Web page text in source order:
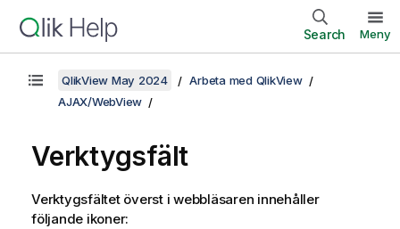
Search Meny
QlikView May 2024
Arbeta med QlikView
AJAX/WebView
Verktygsfält
Verktygsfältet överst i webbläsaren innehåller
följande ikoner: